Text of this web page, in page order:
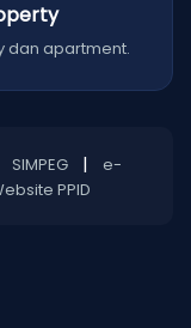
dan apartment.
SIMPEG |
e-
PPID